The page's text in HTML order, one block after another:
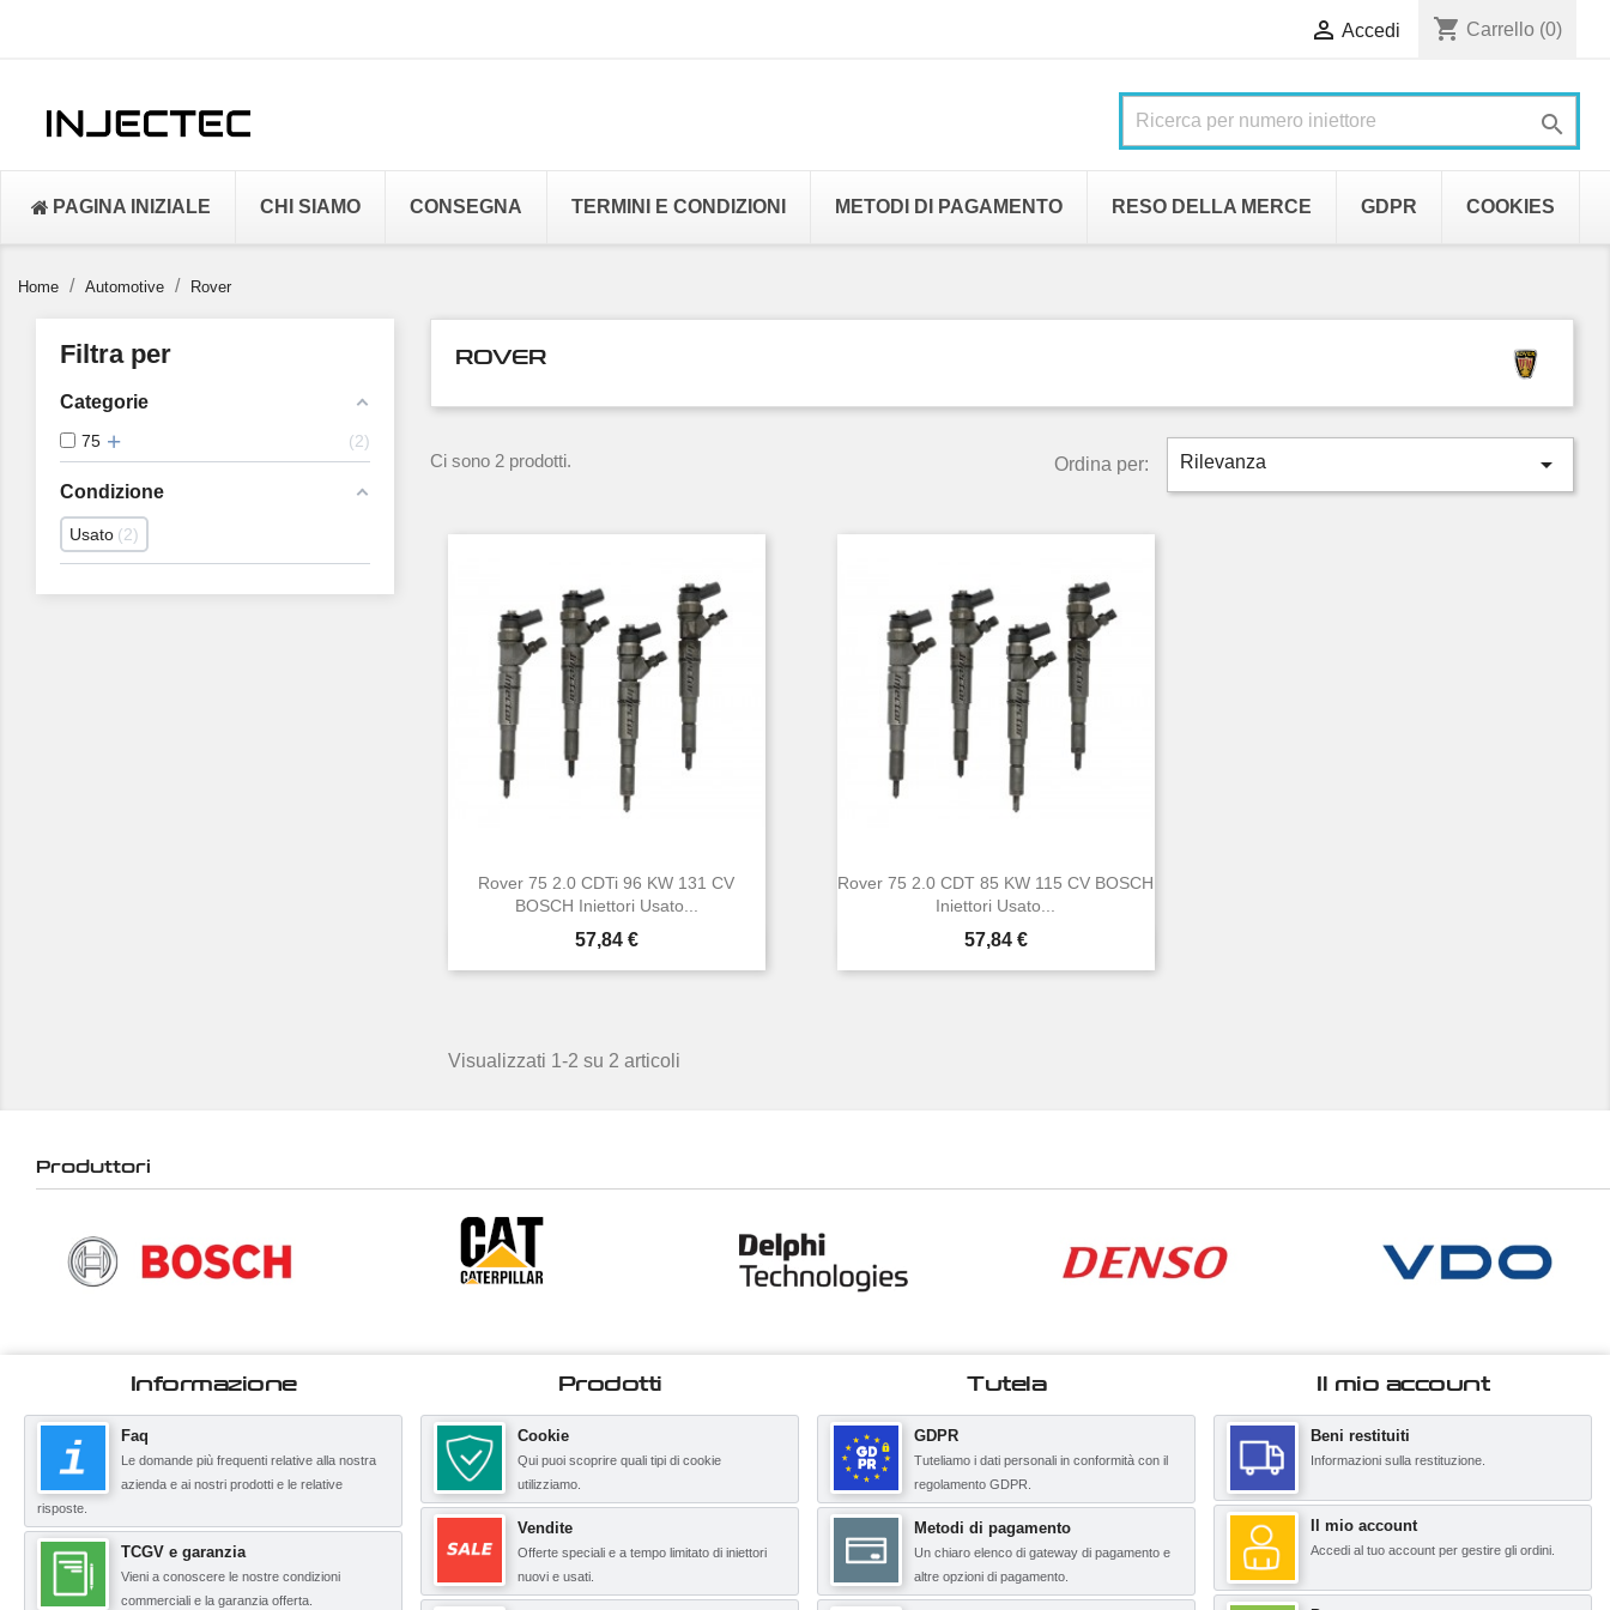
 Accedi shopping_cart Carrello (0)

PAGINA INIZIALE CHI SIAMO CONSEGNA TERMINI E CONDIZIONI METODI DI PAGAMENTO RESO DELLA MERCE GDPR COOKIES
Home Automotive Rover
Filtra per
Categorie
75 2
Condizione
Usato 2
ROVER
Ci sono 2 prodotti. Ordina per: Rilevanza 
Rover 75 2.0 CDTi 96 KW 131 CV
BOSCH Iniettori Usato...
Prezzo
57,84 €
Anteprima
Rover 75 2.0 CDT 85 KW 115 CV BOSCH
Iniettori Usato...
Prezzo
57,84 €
Anteprima
Visualizzati 1-2 su 2 articoli
Produttori
Informazione
Faq
Le domande più frequenti relative alla nostra
azienda e ai nostri prodotti e le relative
risposte.
TCGV e garanzia
Vieni a conoscere le nostre condizioni
commerciali e la garanzia offerta.
Prodotti
Cookie
Qui puoi scoprire quali tipi di cookie
utilizziamo.
Vendite
Offerte speciali e a tempo limitato di iniettori
nuovi e usati.
Tutela
GDPR
Tuteliamo i dati personali in conformità con il
regolamento GDPR.
Metodi di pagamento
Un chiaro elenco di gateway di pagamento e
altre opzioni di pagamento.
Il mio account
Beni restituiti
Informazioni sulla restituzione.
Il mio account
Accedi al tuo account per gestire gli ordini.